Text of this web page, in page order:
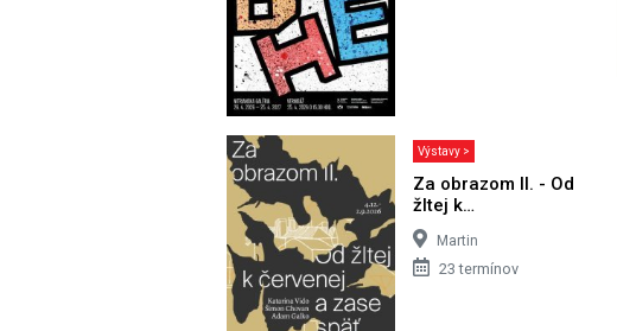
Výstavy >
Za obrazom II. - Od
žltej k…
Martin
23 termínov